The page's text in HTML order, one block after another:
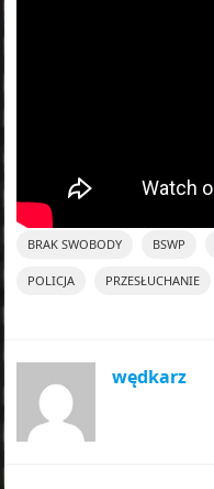
BRAK SWOBODY BSWP
POLICJA PRZESŁUCHANIE
wędkarz